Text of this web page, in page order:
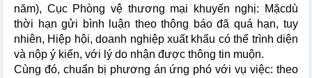
năm), Cục Phòng vệ thương mại khuyến nghị: Mặcdù
thời hạn gửi bình luận theo thông báo đã quá hạn, tuy
nhiên, Hiệp hội, doanh nghiệp xuất khẩu có thể trình diện
và nộp ý kiến, với lý do nhận được thông tin muộn.
Cùng đó, chuẩn bị phương án ứng phó với vụ việc: theo